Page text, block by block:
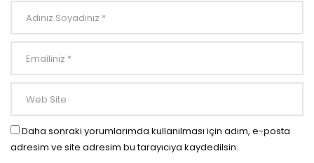
Daha sonraki yorumlarımda kullanılması için adım, e-posta
adresim ve site adresim bu tarayıcıya kaydedilsin.